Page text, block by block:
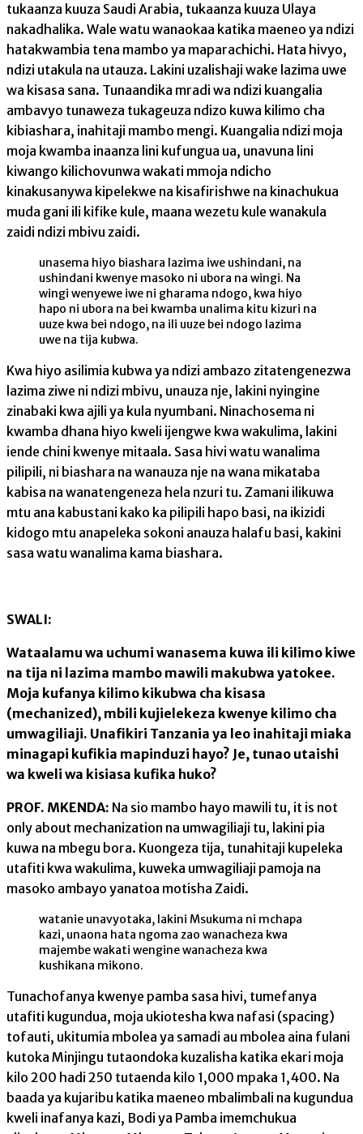
tukaanza kuuza Saudi Arabia, tukaanza kuuza Ulaya
nakadhalika. Wale watu wanaokaa katika maeneo ya ndizi
hatakwambia tena mambo ya maparachichi. Hata hivyo,
ndizi utakula na utauza. Lakini uzalishaji wake lazima uwe
wa kisasa sana. Tunaandika mradi wa ndizi kuangalia
ambavyo tunaweza tukageuza ndizo kuwa kilimo cha
kibiashara, inahitaji mambo mengi. Kuangalia ndizi moja
moja kwamba inaanza lini kufungua ua, unavuna lini
kiwango kilichovunwa wakati mmoja ndicho
kinakusanywa kipelekwe na kisafirishwe na kinachukua
muda gani ili kifike kule, maana wezetu kule wanakula
zaidi ndizi mbivu zaidi.
unasema hiyo biashara lazima iwe ushindani, na
ushindani kwenye masoko ni ubora na wingi. Na
wingi wenyewe iwe ni gharama ndogo, kwa hiyo
hapo ni ubora na bei kwamba unalima kitu kizuri na
uuze kwa bei ndogo, na ili uuze bei ndogo lazima
uwe na tija kubwa.
Kwa hiyo asilimia kubwa ya ndizi ambazo zitatengenezwa
lazima ziwe ni ndizi mbivu, unauza nje, lakini nyingine
zinabaki kwa ajili ya kula nyumbani. Ninachosema ni
kwamba dhana hiyo kweli ijengwe kwa wakulima, lakini
iende chini kwenye mitaala. Sasa hivi watu wanalima
pilipili, ni biashara na wanauza nje na wana mikataba
kabisa na wanatengeneza hela nzuri tu. Zamani ilikuwa
mtu ana kabustani kako ka pilipili hapo basi, na ikizidi
kidogo mtu anapeleka sokoni anauza halafu basi, kakini
sasa watu wanalima kama biashara.
SWALI:
Wataalamu wa uchumi wanasema kuwa ili kilimo kiwe
na tija ni lazima mambo mawili makubwa yatokee.
Moja kufanya kilimo kikubwa cha kisasa
(mechanized), mbili kujielekeza kwenye kilimo cha
umwagiliaji. Unafikiri Tanzania ya leo inahitaji miaka
minagapi kufikia mapinduzi hayo? Je, tunao utaishi
wa kweli wa kisiasa kufika huko?
PROF. MKENDA: Na sio mambo hayo mawili tu, it is not
only about mechanization na umwagiliaji tu, lakini pia
kuwa na mbegu bora. Kuongeza tija, tunahitaji kupeleka
utafiti kwa wakulima, kuweka umwagiliaji pamoja na
masoko ambayo yanatoa motisha Zaidi.
watanie unavyotaka, lakini Msukuma ni mchapa
kazi, unaona hata ngoma zao wanacheza kwa
majembe wakati wengine wanacheza kwa
kushikana mikono.
Tunachofanya kwenye pamba sasa hivi, tumefanya
utafiti kugundua, moja ukiotesha kwa nafasi (spacing)
tofauti, ukitumia mbolea ya samadi au mbolea aina fulani
kutoka Minjingu tutaondoka kuzalisha katika ekari moja
kilo 200 hadi 250 tutaenda kilo 1,000 mpaka 1,400. Na
baada ya kujaribu katika maeneo mbalimbali na kugundua
kweli inafanya kazi, Bodi ya Pamba imemchukua